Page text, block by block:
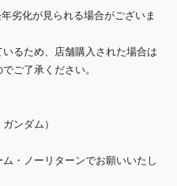
劣化が見られる場合がございま
るため、店舗購入された場合は
ご了承ください。
ンダム）
・ノーリターンでお願いいたし